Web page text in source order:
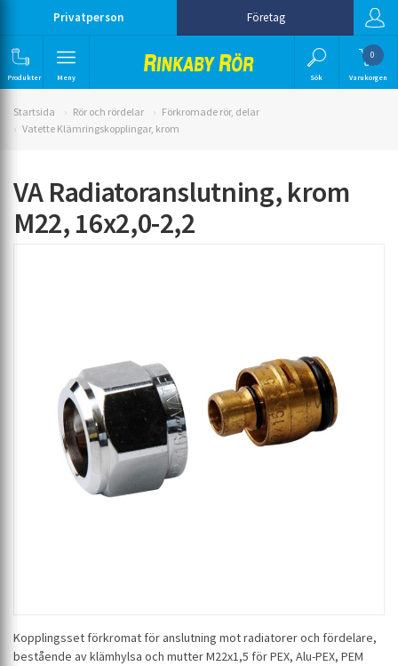
Privatperson Företag
Produkter Meny Sök
0
Varukorgen
Startsida Rör och rördelar
Förkromade rör, delar
Vatette Klämringskopplingar, krom
VA Radiatoranslutning, krom
M22, 16x2,0-2,2
Kopplingsset förkromat för anslutning mot radiatorer och fördelare,
bestående av klämhylsa och mutter M22x1,5 för PEX, Alu-PEX, PEM